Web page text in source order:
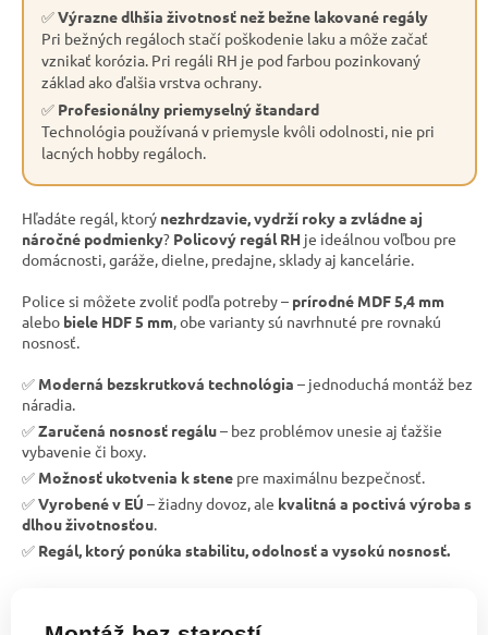
✅Výrazne dlhšia životnosť než bežne lakované regály
Pri bežných regáloch stačí poškodenie laku a môže začať
vznikať korózia. Pri regáli RH je pod farbou pozinkovaný
základ ako ďalšia vrstva ochrany.
✅ Profesionálny priemyselný štandard
Technológia používaná v priemysle kvôli odolnosti, nie pri
lacných hobby regáloch.
Hľadáte regál, ktorý nezhrdzavie, vydrží roky a zvládne aj
náročné podmienky? Policový regál RH je ideálnou voľbou pre
domácnosti, garáže, dielne, predajne, sklady aj kancelárie.
Police si môžete zvoliť podľa potreby – prírodné MDF 5,4 mm
alebo biele HDF 5 mm , obe varianty sú navrhnuté pre rovnakú
nosnosť.
✅ Moderná bezskrutková technológia – jednoduchá montáž bez
náradia.
✅Zaručená nosnosť regálu– bez problémov unesie aj ťažšie
vybavenie či boxy.
✅ Možnosť ukotvenia k stene pre maximálnu bezpečnosť.
✅Vyrobené v EÚ – žiadny dovoz, ale kvalitná a poctivá výroba s
dlhou životnosťou
✅ Regál, ktorý ponúka stabilitu, odolnosť a vysokú nosnosť.